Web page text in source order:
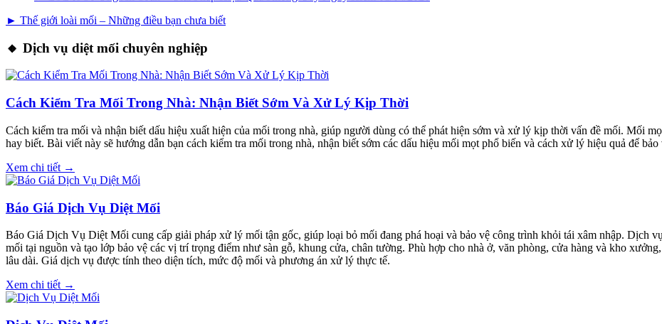
► Thế giới loài mối – Những điều bạn chưa biết
🔸 Dịch vụ diệt mối chuyên nghiệp
Cách Kiểm Tra Mối Trong Nhà: Nhận Biết Sớm Và Xử Lý Kịp Thời
Cách kiểm tra mối và nhận biết dấu hiệu xuất hiện của mối trong nhà, giúp người dùng có thể phát hiện sớm và xử lý kịp thời vấn đề mối. Mối
hay biết. Bài viết này sẽ hướng dẫn bạn cách kiểm tra mối trong nhà, nhận biết sớm các dấu hiệu mối mọt phổ biến và cách xử lý hiệu quả để
Xem chi tiết →
Báo Giá Dịch Vụ Diệt Mối
Báo Giá Dịch Vụ Diệt Mối cung cấp giải pháp xử lý mối tận gốc, giúp loại bỏ mối đang phá hoại và bảo vệ công trình khỏi tái xâm nhập. Dịch
mối tại nguồn và tạo lớp bảo vệ các vị trí trọng điểm như sàn gỗ, khung cửa, chân tường. Phù hợp cho nhà ở, văn phòng, cửa hàng và kho
lâu dài. Giá dịch vụ được tính theo diện tích, mức độ mối và phương án xử lý thực tế.
Xem chi tiết →